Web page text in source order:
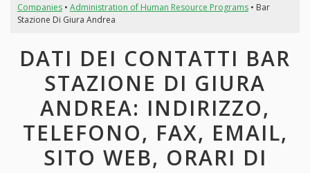
Companies• Administration of Human Resource Programs• Bar
Stazione Di Giura Andrea
DATI DEI CONTATTI BAR
STAZIONE DI GIURA
ANDREA: INDIRIZZO,
TELEFONO, FAX, EMAIL,
SITO WEB, ORARI DI